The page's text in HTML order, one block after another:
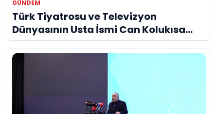
GÜNDEM
Türk Tiyatrosu ve Televizyon
Dünyasının Usta İsmi Can Kolukısa
Hayatını Kaybetti